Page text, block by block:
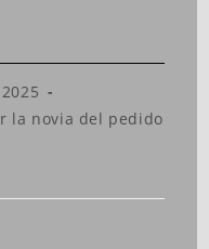
la novia del pedido